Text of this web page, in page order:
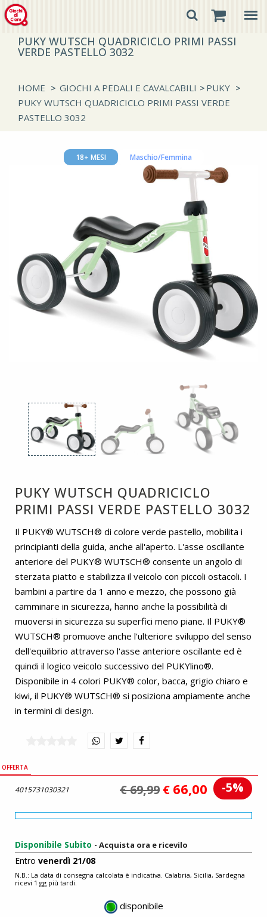
PUKY WUTSCH QUADRICICLO PRIMI PASSI
VERDE PASTELLO 3032
HOME > GIOCHI A PEDALI E CAVALCABILI > PUKY >
PUKY WUTSCH QUADRICICLO PRIMI PASSI VERDE
PASTELLO 3032
18+ MESI Maschio/Femmina
PUKY WUTSCH QUADRICICLO
PRIMI PASSI VERDE PASTELLO 3032
Il PUKY® WUTSCH® di colore verde pastello, mobilita i
principianti della guida, anche all'aperto. L'asse oscillante
anteriore del PUKY® WUTSCH® consente un angolo di
sterzata piatto e stabilizza il veicolo con piccoli ostacoli. I
bambini a partire da 1 anno e mezzo, che possono già
camminare in sicurezza, hanno anche la possibilità di
muoversi in sicurezza su superfici meno piane. Il PUKY®
WUTSCH® promuove anche l'ulteriore sviluppo del senso
dell'equilibrio attraverso l'asse anteriore oscillante ed è
quindi il logico veicolo successivo del PUKYlino®.
Disponibile in 4 colori PUKY® color, bacca, grigio chiaro e
kiwi, il PUKY® WUTSCH® si posiziona ampiamente anche
in termini di design.
OFFERTA
€ 69,99 € 66,00 -5%
4015731030321
Disponibile Subito - Acquista ora e ricevilo
Entro venerdì 21/08
N.B.: La data di consegna calcolata è indicativa. Calabria, Sicilia, Sardegna
ricevi 1 gg più tardi.
disponibile